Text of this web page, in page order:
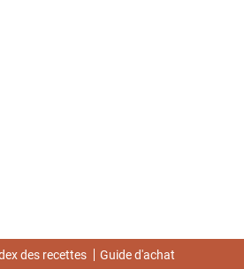
des recettes Guide d'achat